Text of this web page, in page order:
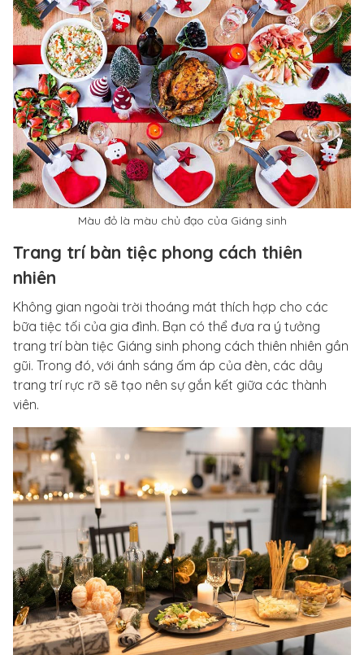
Màu đỏ là màu chủ đạo của Giáng sinh
Trang trí bàn tiệc phong cách thiên
nhiên
Không gian ngoài trời thoáng mát thích hợp cho các
bữa tiệc tối của gia đình. Bạn có thể đưa ra ý tưởng
trang trí bàn tiệc Giáng sinh phong cách thiên nhiên gần
gũi. Trong đó, với ánh sáng ấm áp của đèn, các dây
trang trí rực rỡ sẽ tạo nên sự gắn kết giữa các thành
viên.